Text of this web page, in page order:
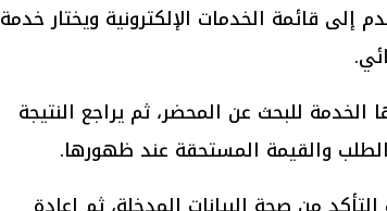
قائمة الخدمات الإلكترونية ويختار خدمة
الخدمة للبحث عن المحضر، ثم يراجع النتيجة
والقيمة المستحقة عند ظهورها.